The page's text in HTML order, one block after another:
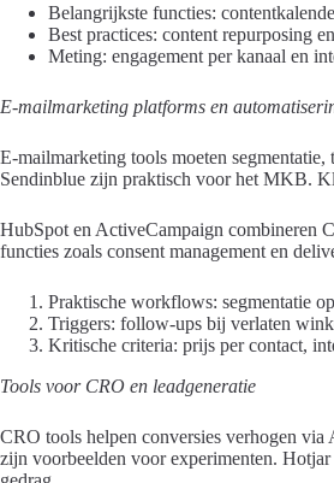
Belangrijkste functies:
Best practices: content repurposing
Meting: engagement per kanaal en
E-mailmarketing platforms en
E-mailmarketing tools moeten
Sendinblue zijn praktisch voor het MKB.
HubSpot en ActiveCampaign combineren
functies zoals consent management en
Praktische workflows: segmentatie
Triggers: follow-ups bij verlaten
Kritische criteria: prijs per contact,
Tools voor CRO en leadgeneratie
CRO tools helpen conversies verhogen
zijn voorbeelden voor experimenten.